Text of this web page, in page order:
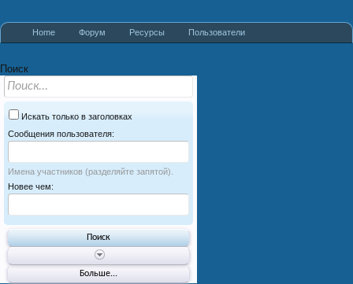
Home Форум Ресурсы Пользователи
Поиск
Искать только в заголовках
Сообщения пользователя:
Имена участников (разделяйте запятой).
Новее чем:
Больше...